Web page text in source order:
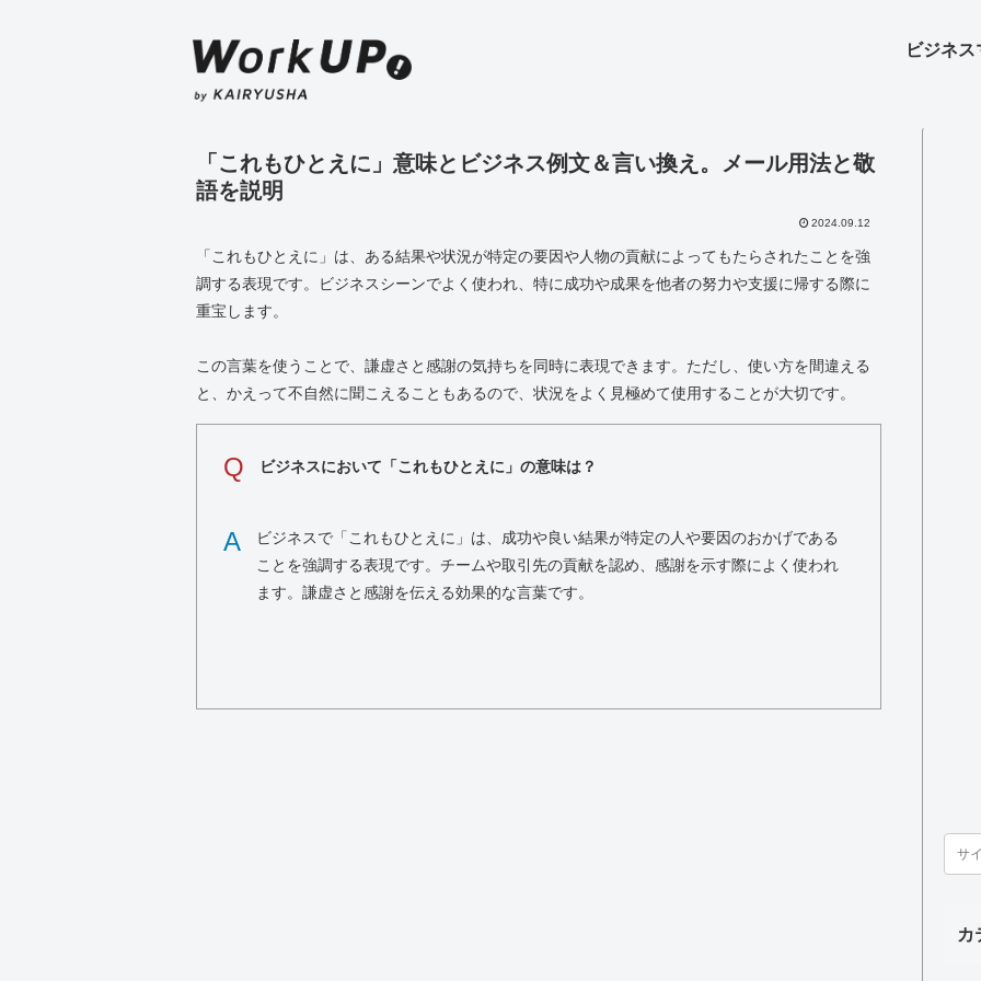
ビジネ
「これもひとえに」意味とビジネス例文＆言い換え。メール用法と敬
語を説明
2024.09.12
「これもひとえに」は、ある結果や状況が特定の要因や人物の貢献によってもたらされたことを強
調する表現です。ビジネスシーンでよく使われ、特に成功や成果を他者の努力や支援に帰する際に
重宝します。
この言葉を使うことで、謙虚さと感謝の気持ちを同時に表現できます。ただし、使い方を間違える
と、かえって不自然に聞こえることもあるので、状況をよく見極めて使用することが大切です。
Q ビジネスにおいて「これもひとえに」の意味は？
A
ビジネスで「これもひとえに」は、成功や良い結果が特定の人や要因のおかげである
ことを強調する表現です。チームや取引先の貢献を認め、感謝を示す際によく使われ
ます。謙虚さと感謝を伝える効果的な言葉です。
カ